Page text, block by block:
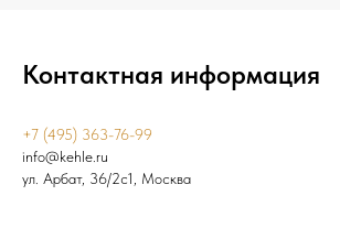
Контактная информация
+7 (495) 363-76-99
info@kehle.ru
ул. Арбат, 36/2с1, Москва